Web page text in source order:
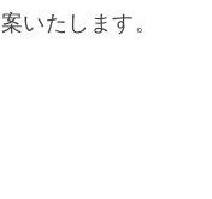
いたします。